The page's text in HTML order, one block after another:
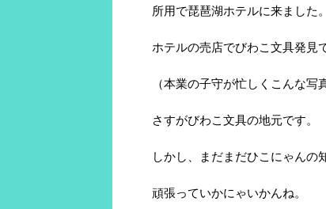
所用で琵琶湖ホテルに来ました。
ホテルの売店でびわこ文具発見
（本業の子守が忙しくこんな写
さすがびわこ文具の地元です。
しかし、まだまだひこにゃんの
頑張っていかにゃいかんね。